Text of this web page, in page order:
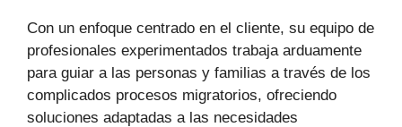
Con un enfoque centrado en el cliente, su equipo de
profesionales experimentados trabaja arduamente
para guiar a las personas y familias a través de los
complicados procesos migratorios, ofreciendo
soluciones adaptadas a las necesidades